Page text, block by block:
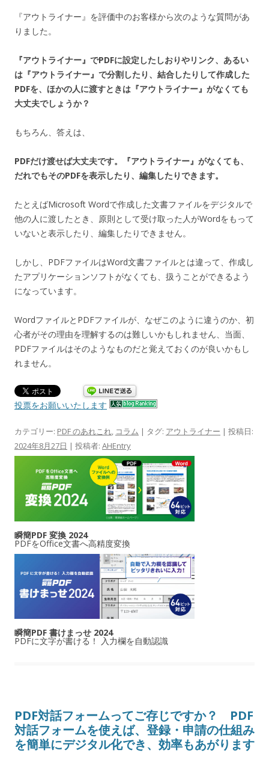
『アウトライナー』を評価中のお客様から次のような質問があ
りました。
『アウトライナー』でPDFに設定したしおりやリンク、あるい
は『アウトライナー』で分割したり、結合したりして作成した
PDFを、ほかの人に渡すときは『アウトライナー』がなくても
大丈夫でしょうか？
もちろん、答えは、
PDFだけ渡せば大丈夫です。『アウトライナー』がなくても、
だれでもそのPDFを表示したり、編集したりできます。
たとえばMicrosoft Wordで作成した文書ファイルをデジタルで
他の人に渡したとき、原則として受け取った人がWordをもって
いないと表示したり、編集したりできません。
しかし、PDFファイルはWord文書ファイルとは違って、作成し
たアプリケーションソフトがなくても、扱うことができるよう
になっています。
WordファイルとPDFファイルが、なぜこのように違うのか、初
心者がその理由を理解するのは難しいかもしれません、当面、
PDFファイルはそのようなものだと覚えておくのが良いかもし
れません。
投票をお願いいたします
カテゴリー: PDF のあれこれ, コラム | タグ: アウトライナー | 投稿日:
2024年8月27日 | 投稿者: AHEntry
瞬簡PDF 変換 2024
PDFをOffice文書へ高精度変換
瞬簡PDF 書けまっせ 2024
PDFに文字が書ける！ 入力欄を自動認識
PDF対話フォームってご存じですか？ PDF
対話フォームを使えば、登録・申請の仕組み
を簡単にデジタル化でき、効率もあがります